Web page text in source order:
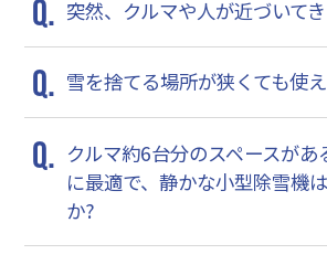
突然、クルマや人が近づいて
雪を捨てる場所が狭くても使
クルマ約6台分のスペースが
に最適で、静かな小型除雪機
か?